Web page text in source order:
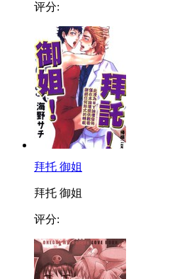
评分:
拜托 御姐
拜托 御姐
评分: